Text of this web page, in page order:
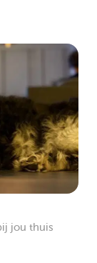
jou thuis